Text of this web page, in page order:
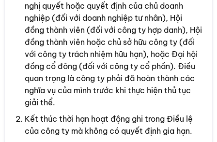
nghị quyết hoặc quyết định của chủ doanh
nghiệp (đối với doanh nghiệp tư nhân), Hội
đồng thành viên (đối với công ty hợp danh), Hội
đồng thành viên hoặc chủ sở hữu công ty (đối
với công ty trách nhiệm hữu hạn), hoặc Đại hội
đồng cổ đông (đối với công ty cổ phần). Điều
quan trọng là công ty phải đã hoàn thành các
nghĩa vụ của mình trước khi thực hiện thủ tục
giải thể.
Kết thúc thời hạn hoạt động ghi trong Điều lệ
của công ty mà không có quyết định gia hạn.